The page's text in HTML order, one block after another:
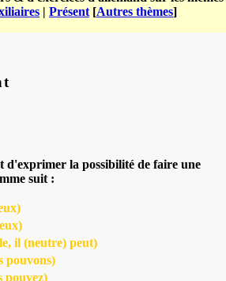
| Présent [Autres thèmes]
d'exprimer la possibilité de faire une
suit :
il (neutre) peut)
pouvons)
pouvez)